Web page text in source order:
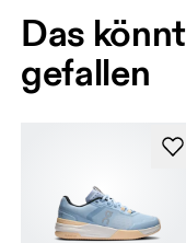
Das
gefallen